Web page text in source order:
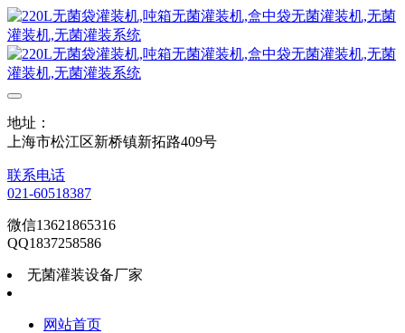
地址：
上海市松江区新桥镇新拓路409号
联系电话
021-60518387
微信13621865316
QQ1837258586
无菌灌装设备厂家
网站首页